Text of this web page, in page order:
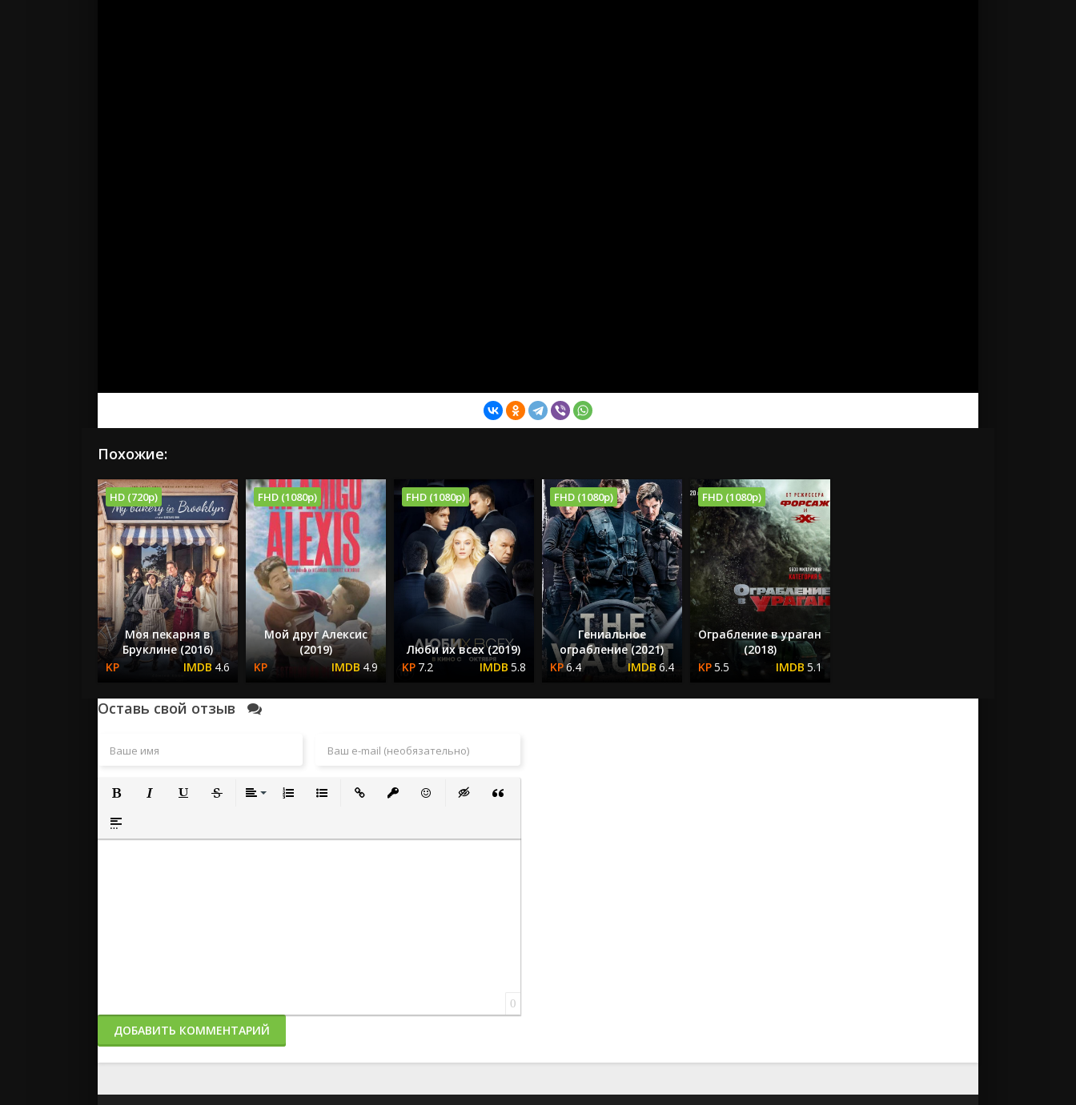
Похожие:
HD (720p)
Моя пекарня в
Бруклине (2016)
4.6
FHD (1080p)
Мой друг Алексис
(2019)
4.9
FHD (1080p)
Люби их всех (2019)
7.2
5.8
FHD (1080p)
Гениальное
ограбление (2021)
6.4
6.4
FHD (1080p)
Ограбление в ураган
(2018)
5.5
5.1
Оставь свой отзыв
Вставка спойлера
0
ДОБАВИТЬ КОММЕНТАРИЙ